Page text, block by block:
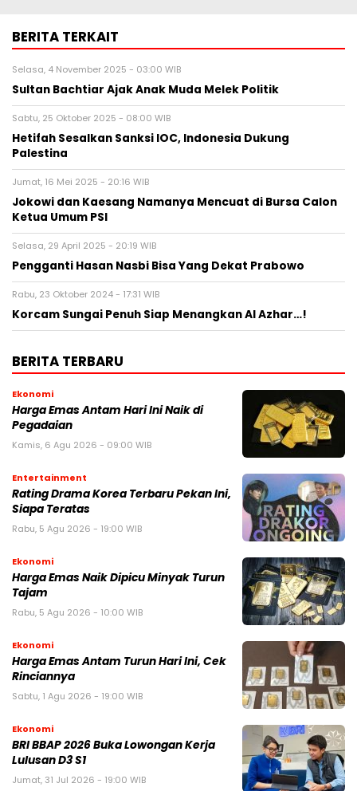
BERITA TERKAIT
Selasa, 4 November 2025 - 03:00 WIB
Sultan Bachtiar Ajak Anak Muda Melek Politik
Sabtu, 25 Oktober 2025 - 08:00 WIB
Hetifah Sesalkan Sanksi IOC, Indonesia Dukung
Palestina
Jumat, 16 Mei 2025 - 20:16 WIB
Jokowi dan Kaesang Namanya Mencuat di Bursa Calon
Ketua Umum PSI
Selasa, 29 April 2025 - 20:19 WIB
Pengganti Hasan Nasbi Bisa Yang Dekat Prabowo
Rabu, 23 Oktober 2024 - 17:31 WIB
Korcam Sungai Penuh Siap Menangkan Al Azhar…!
BERITA TERBARU
Ekonomi
Harga Emas Antam Hari Ini Naik di
Pegadaian
Kamis, 6 Agu 2026 - 09:00 WIB
Entertainment
Rating Drama Korea Terbaru Pekan Ini,
Siapa Teratas
Rabu, 5 Agu 2026 - 19:00 WIB
Ekonomi
Harga Emas Naik Dipicu Minyak Turun
Tajam
Rabu, 5 Agu 2026 - 10:00 WIB
Ekonomi
Harga Emas Antam Turun Hari Ini, Cek
Rinciannya
Sabtu, 1 Agu 2026 - 19:00 WIB
Ekonomi
BRI BBAP 2026 Buka Lowongan Kerja
Lulusan D3 S1
Jumat, 31 Jul 2026 - 19:00 WIB